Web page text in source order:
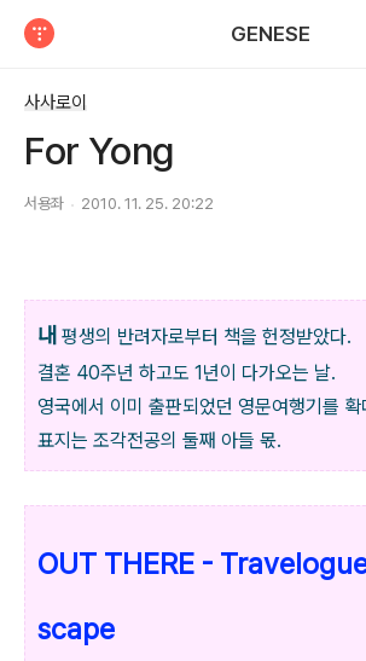
GENESE
사사로이
For Yong
서용좌 2010. 11. 25. 20:22
내 평생의 반려자로부터 책을 헌정받았다.
결혼 40주년 하고도 1년이 다가오는 날.
영국에서 이미 출판되었던 영문여행기를
표지는 조각전공의 둘째 아들 몫.
OUT THERE -
scape